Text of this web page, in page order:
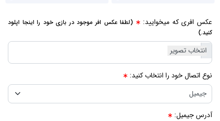
عکس افری که میخوایید:
(لطفا عکس افر موجود در بازی خود را اینجا اپلود
کنید.)
نوع اتصال خود را انتخاب کنید:
آدرس جیمیل: